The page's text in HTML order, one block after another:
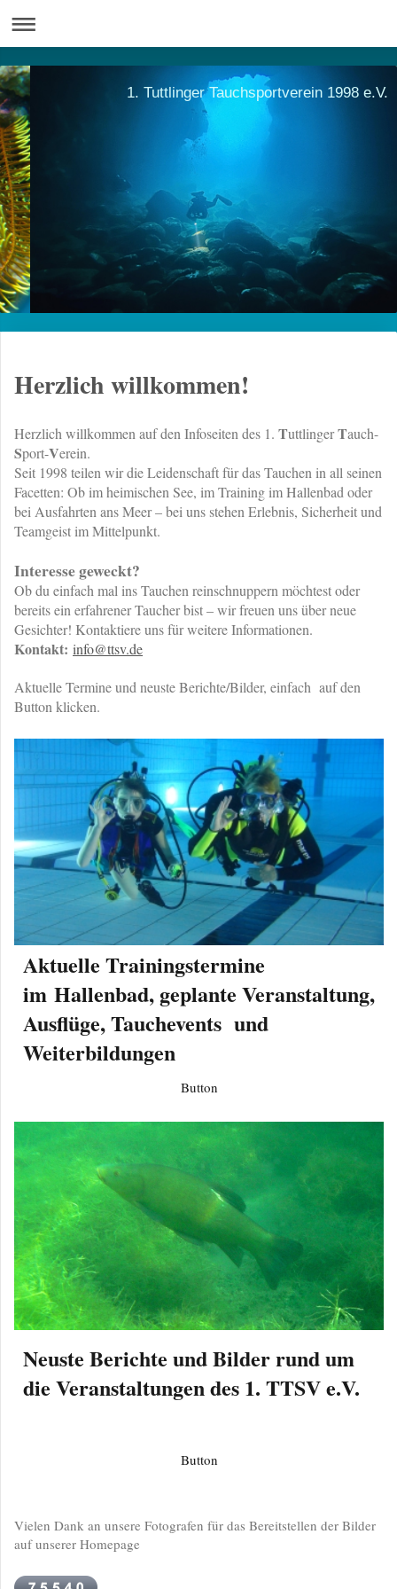
1. Tuttlinger Tauchsportverein 1998 e.V.
Herzlich willkommen!
Herzlich willkommen auf den Infoseiten des 1. TuttlingerTauch-
Sport-Verein.
Seit 1998 teilen wir die Leidenschaft für das Tauchen in all seinen
Facetten: Ob im heimischen See, im Training im Hallenbad oder
bei Ausfahrten ans Meer – bei uns stehen Erlebnis, Sicherheit und
Teamgeist im Mittelpunkt.
Interesse geweckt?
Ob du einfach mal ins Tauchen reinschnuppern möchtest oder
bereits ein erfahrener Taucher bist – wir freuen uns über neue
Gesichter! Kontaktiere uns für weitere Informationen.
Kontakt: info@ttsv.de
Aktuelle Termine und neuste Berichte/Bilder, einfach auf den
Button klicken.
Aktuelle Trainingstermine
im Hallenbad, geplante Veranstaltung,
Ausflüge, Tauchevents und
Weiterbildungen
Button
Neuste Berichte und Bilder rund um
die Veranstaltungen des 1. TTSV e.V.
Button
Vielen Dank an unsere Fotografen für das Bereitstellen der Bilder
auf unserer Homepage